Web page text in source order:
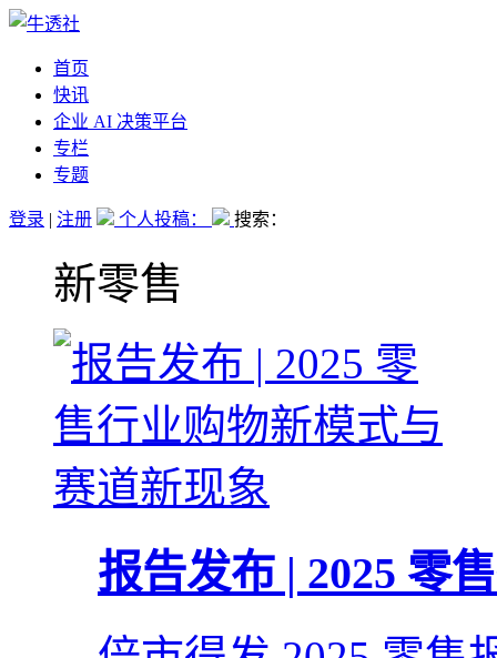
首页
快讯
企业 AI 决策平台
专栏
专题
登录 | 注册 个人投稿： 搜索：
新零售
报告发布 | 2025 零